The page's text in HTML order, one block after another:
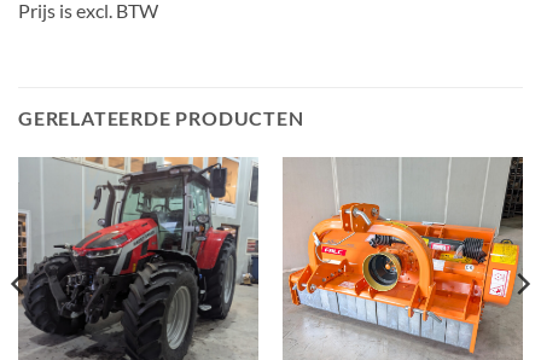
Prijs is excl. BTW
GERELATEERDE PRODUCTEN